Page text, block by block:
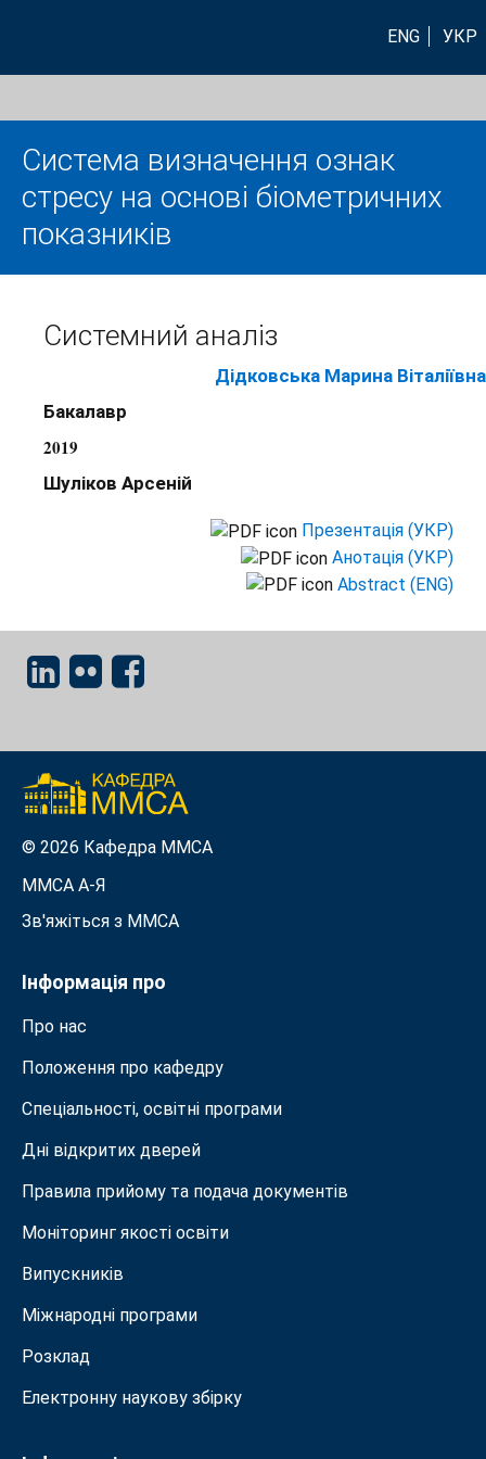
ENG УКР
Система визначення ознак
стресу на основі біометричних
показників
Системний аналіз
Дідковська Марина Віталіївна
Бакалавр
2019
Шуліков Арсеній
Презентація (УКР)
Анотація (УКР)
Abstract (ENG)
© 2026 Кафедра ММСА
ММСА A-Я
Зв'яжіться з MMСА
Інформація про
Про нас
Положення про кафедру
Спеціальності, освітні програми
Дні відкритих дверей
Правила прийому та подача документiв
Моніторинг якості освіти
Випускників
Міжнародні програми
Розклад
Електронну наукову збірку